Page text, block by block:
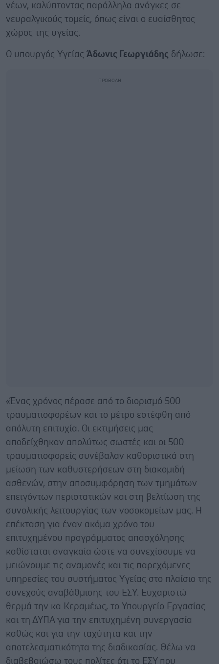
νέων, καλύπτοντας παράλληλα ανάγκες σε
νευραλγικούς τομείς, όπως είναι ο ευαίσθητος
χώρος της υγείας.
Ο υπουργός Υγείας Άδωνις Γεωργιάδης δήλωσε:
«Ένας χρόνος πέρασε από το διορισμό 500
τραυματιοφορέων και το μέτρο εστέφθη από
απόλυτη επιτυχία. Οι εκτιμήσεις μας
αποδείχθηκαν απολύτως σωστές και οι 500
τραυματιοφορείς συνέβαλαν καθοριστικά στη
μείωση των καθυστερήσεων στη διακομιδή
ασθενών, στην αποσυμφόρηση των τμημάτων
επειγόντων περιστατικών και στη βελτίωση της
συνολικής λειτουργίας των νοσοκομείων μας. Η
επέκταση για έναν ακόμα χρόνο του
επιτυχημένου προγράμματος απασχόλησης
καθίσταται αναγκαία ώστε να συνεχίσουμε να
μειώνουμε τις αναμονές και τις παρεχόμενες
υπηρεσίες του συστήματος Υγείας στο πλαίσιο της
συνεχούς αναβάθμισης του ΕΣΥ. Ευχαριστώ
θερμά την κα Κεραμέως, το Υπουργείο Εργασίας
και τη ΔΥΠΑ για την επιτυχημένη συνεργασία
καθώς και για την ταχύτητα και την
αποτελεσματικότητα της διαδικασίας. Θέλω να
διαβεβαιώσω τους πολίτες ότι το ΕΣΥ που